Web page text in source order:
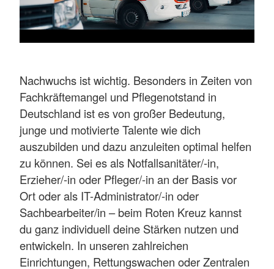
Nachwuchs ist wichtig. Besonders in Zeiten von
Fachkräftemangel und Pflegenotstand in
Deutschland ist es von großer Bedeutung,
junge und motivierte Talente wie dich
auszubilden und dazu anzuleiten optimal helfen
zu können. Sei es als Notfallsanitäter/-in,
Erzieher/-in oder Pfleger/-in an der Basis vor
Ort oder als IT-Administrator/-in oder
Sachbearbeiter/in – beim Roten Kreuz kannst
du ganz individuell deine Stärken nutzen und
entwickeln. In unseren zahlreichen
Einrichtungen, Rettungswachen oder Zentralen